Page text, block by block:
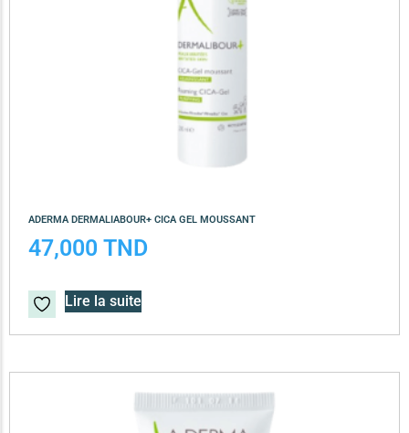
ADERMA DERMALIABOUR+ CICA GEL MOUSSANT
47,000 TND
Lire la suite